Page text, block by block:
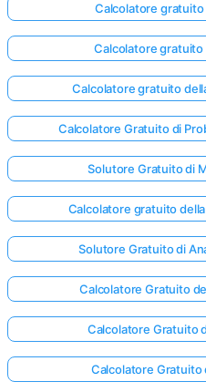
Calcolatore
Calcolatore gratuito
Calcolatore gratuito
Calcolatore Gratuito di
Solutore Gratuito di
Calcolatore gratuito
Solutore Gratuito di
Calcolatore Gratuito
Calcolatore Gratuito
Calcolatore Gratuito